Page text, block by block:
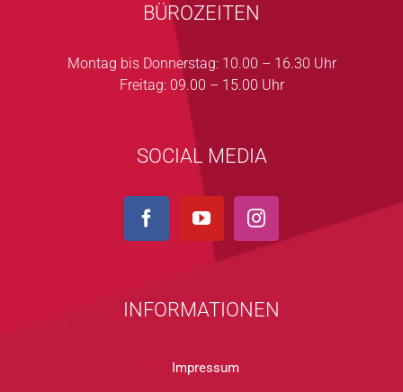
BÜROZEITEN
Montag bis Donnerstag: 10.00 – 16.30 Uhr
Freitag: 09.00 – 15.00 Uhr
SOCIAL MEDIA
INFORMATIONEN
Impressum